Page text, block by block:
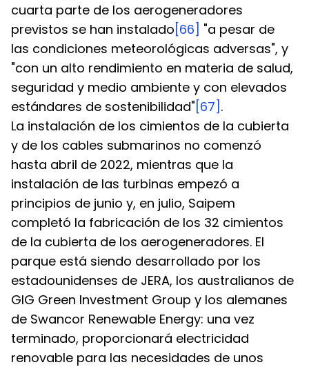
cuarta parte de los aerogeneradores
previstos se han instalado [66] "a pesar de
las condiciones meteorológicas adversas", y
"con un alto rendimiento en materia de salud,
seguridad y medio ambiente y con elevados
estándares de sostenibilidad" [67] .
La instalación de los cimientos de la cubierta
y de los cables submarinos no comenzó
hasta abril de 2022, mientras que la
instalación de las turbinas empezó a
principios de junio y, en julio, Saipem
completó la fabricación de los 32 cimientos
de la cubierta de los aerogeneradores. El
parque está siendo desarrollado por los
estadounidenses de JERA, los australianos de
GIG Green Investment Group y los alemanes
de Swancor Renewable Energy: una vez
terminado, proporcionará electricidad
renovable para las necesidades de unos